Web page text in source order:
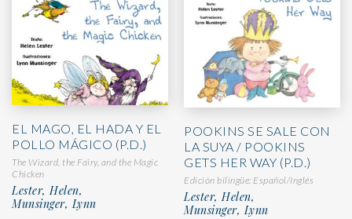
EL MAGO, EL HADA Y EL
POLLO MÁGICO (P.D.)
The Wizard, the Fairy, and the Magic
Chicken
Lester, Helen,
Munsinger, Lynn
POOKINS SE SALE CON
LA SUYA / POOKINS
GETS HER WAY (P.D.)
Edición bilingüe: Español/Inglés
Lester, Helen,
Munsinger, Lynn